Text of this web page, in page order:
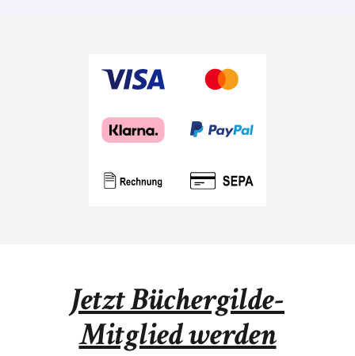
Jetzt Büchergilde-
Mitglied werden